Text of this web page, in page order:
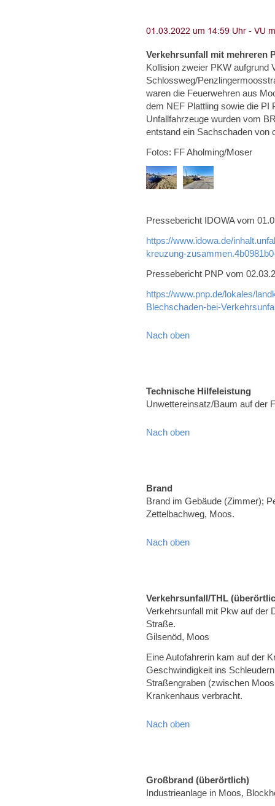
Verkehrsunfall mit mehreren
Kollision zweier PKW aufgrund
Schlossweg/
waren die Feuerwehren aus
dem NEF Plattling sowie die PI
Unfallfahrzeuge wurden vom
entstand ein Sachschaden von
Fotos: FF Aholming/Moser
Pressebericht IDOWA vom
https://www.idowa.de/
kreuzung-
Pressebericht PNP vom
https://www.pnp.de/lokales/
Blechschaden-bei-
Nach oben
Technische Hilfeleistung
Unwettereinsatz/Baum auf der
Nach oben
Brand
Brand im Gebäude (Zimmer);
Zettelbachweg, Moos.
Nach oben
Verkehrsunfall/THL
Verkehrsunfall mit Pkw auf der
Straße.
Gilsenöd, Moos
Eine Autofahrerin kam auf der
Geschwindigkeit ins
Straßengraben (zwischen
Krankenhaus verbracht.
Nach oben
Großbrand (überörtlich)
Industrieanlage in Moos,